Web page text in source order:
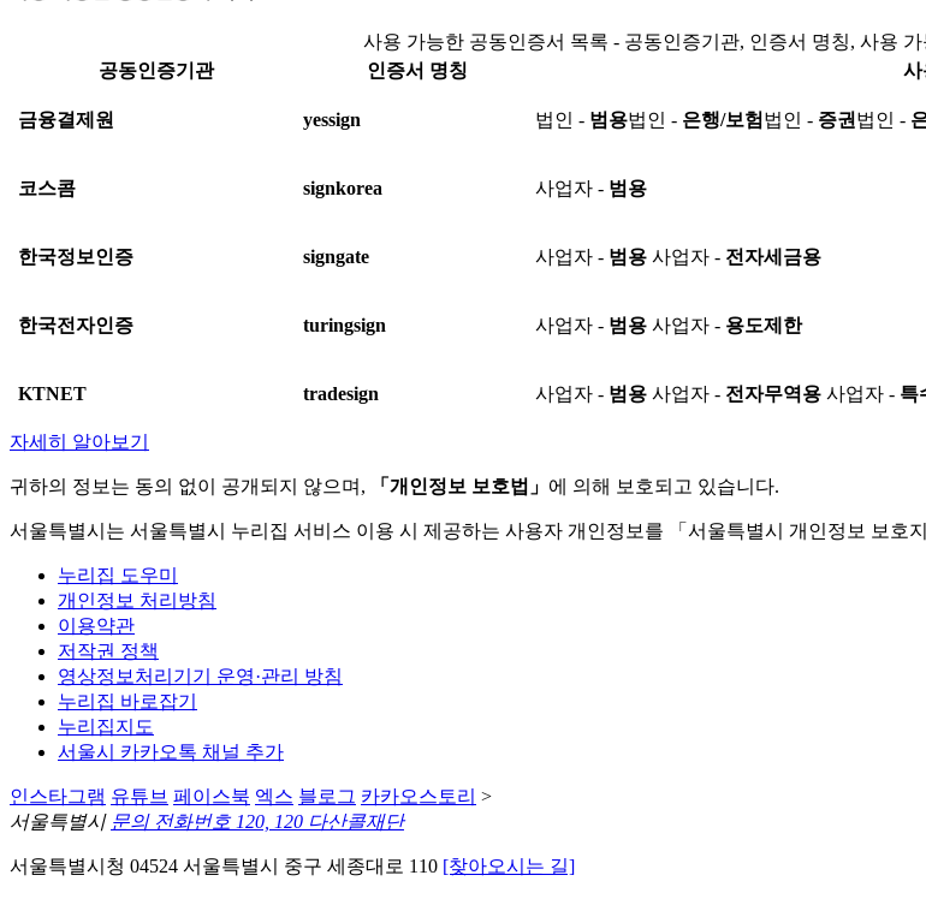
사용 가능한 공동인증서 목록 - 공동인증기관, 인증서 명칭, 사용
공동인증기관
인증서 명칭 사
금융결제원 yessign 법인 - 범용법인 - 은행/보험 법인 - 증권 법인 -
코스콤 signkorea 사업자 - 범용
한국정보인증 signgate 사업자 - 범용 사업자 - 전자세금용
한국전자인증 turingsign 사업자 - 범용 사업자 - 용도제한
KTNET tradesign 사업자 - 범용 사업자 - 전자무역용 사업자 - 특
자세히 알아보기
귀하의 정보는 동의 없이 공개되지 않으며, 「개인정보 보호법」 에 의해 보호되고 있습니다.
서울특별시는 서울특별시 누리집 서비스 이용 시 제공하는 사용자 개인정보를 「서울특별시 개인정보 보호
누리집 도우미
개인정보 처리방침
이용약관
저작권 정책
영상정보처리기기 운영·관리 방침
누리집 바로잡기
누리집지도
서울시 카카오톡 채널 추가
인스타그램 유튜브 페이스북 엑스 블로그 카카오스토리 >
서울특별시 문의 전화번호 120, 120 다산콜재단
서울특별시청 04524 서울특별시 중구 세종대로 110 [찾아오시는 길]